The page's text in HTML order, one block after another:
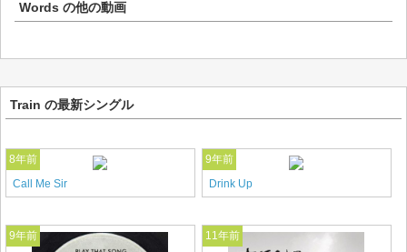
Words の他の動画
Train の最新シングル
8年前
Call Me Sir
9年前
Drink Up
9年前 11年前